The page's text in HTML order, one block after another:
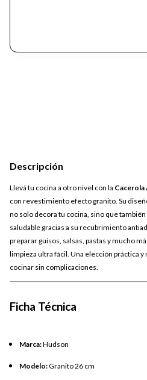
Descripción
Llevá tu cocina a otro nivel con la Cacerola
con revestimiento efecto granito. Su
no solo decora tu cocina, sino que
saludable gracias a su recubrimiento
preparar guisos, salsas, pastas y mucho
limpieza ultra fácil. Una elección práctica
cocinar sin complicaciones.
Ficha Técnica
Marca:Hudson
Modelo:Granito 26 cm